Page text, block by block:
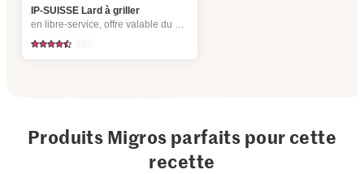
IP-SUISSE Lard à griller
en libre-service, offre valable du 6.8 au 12.8.2026, jusqu’à épuisement du stock.
Produits Migros parfaits pour cette
recette